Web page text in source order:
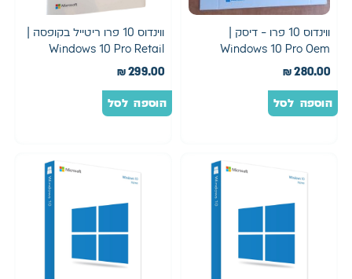
ווינדוס 10 פרו – דיסק |
Windows 10 Pro Oem
₪280.00
הוספה לסל
ווינדוס 10 פרו ריטייל בקופסה |
Windows 10 Pro Retail
₪299.00
הוספה לסל